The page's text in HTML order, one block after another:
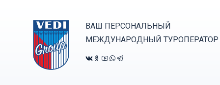
ВАШ ПЕРСОНАЛЬНЫЙ
МЕЖДУНАРОДНЫЙ ТУРОПЕРАТОР